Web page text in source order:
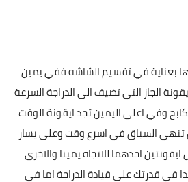
بعناية في تقسيم الشاشه ففي يمين
الجاز التي تضيف الى الدراجة السرعة
وفي اعلى اليمين تجد ايقونة الوقت
تنهي السباق في اسرع وقت وعلى يسار
احدهما للاتجاه يمينا والاخرى
في قدرتك على قيادة الدراجة اما في